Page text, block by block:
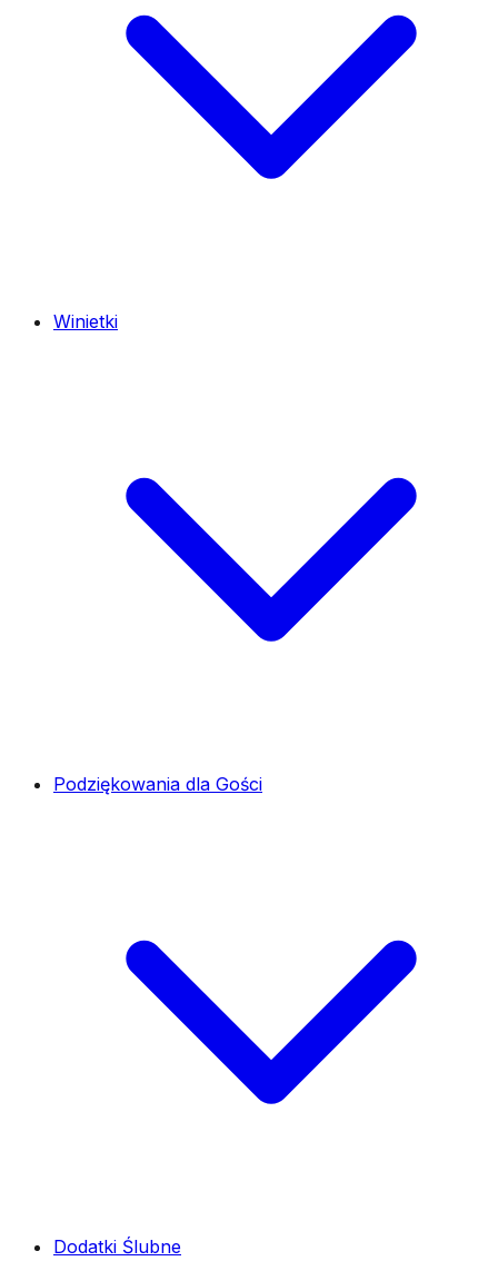
Winietki
Podziękowania dla Gości
Dodatki Ślubne